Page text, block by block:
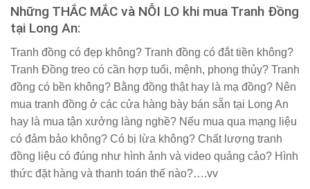
Những THẮC MẮC và NỖI LO khi mua Tranh Đồng
tại Long An:
Tranh đồng có đẹp không? Tranh đồng có đắt tiền không?
Tranh Đồng treo có cần hợp tuổi, mệnh, phong thủy? Tranh
đồng có bền không? Bằng đồng thật hay là mạ đồng? Nên
mua tranh đồng ở các cửa hàng bày bán sẵn tại Long An
hay là mua tận xưởng làng nghề? Nếu mua qua mạng liệu
có đảm bảo không? Có bị lừa không? Chất lượng tranh
đồng liệu có đúng như hình ảnh và video quảng cảo? Hình
thức đặt hàng và thanh toán thế nào?….vv